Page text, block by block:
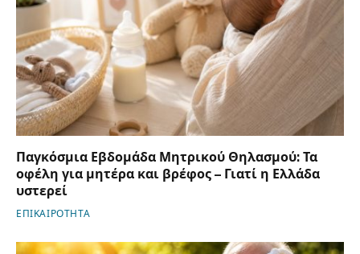
Παγκόσμια Εβδομάδα Μητρικού Θηλασμού: Τα
οφέλη για μητέρα και βρέφος – Γιατί η Ελλάδα
υστερεί
ΕΠΙΚΑΙΡΟΤΗΤΑ